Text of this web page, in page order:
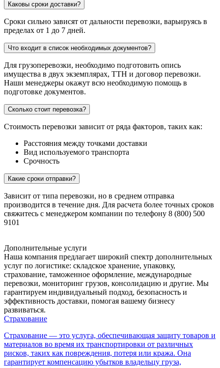
Каковы сроки доставки?
Сроки сильно зависят от дальности перевозки, варьируясь в
пределах от 1 до 7 дней.
Что входит в список необходимых документов?
Для грузоперевозки, необходимо подготовить опись
имущества в двух экземплярах, ТТН и договор перевозки.
Наши менеджеры окажут всю необходимую помощь в
подготовке документов.
Сколько стоит перевозка?
Стоимость перевозки зависит от ряда факторов, таких как:
Расстояния между точками доставки
Вид используемого транспорта
Срочность
Какие сроки отправки?
Зависит от типа перевозки, но в среднем отправка
производится в течение дня. Для расчета более точных сроков
свяжитесь с менеджером компании по телефону 8 (800) 500
9101
Дополнительные услуги
Наша компания предлагает широкий спектр дополнительных
услуг по логистике: складское хранение, упаковку,
страхование, таможенное оформление, международные
перевозки, мониторинг грузов, консолидацию и другие. Мы
гарантируем индивидуальный подход, безопасность и
эффективность доставки, помогая вашему бизнесу
развиваться.
Страхование
Страхование — это услуга, обеспечивающая защиту товаров и
материалов во время их транспортировки от различных
рисков, таких как повреждения, потеря или кража. Она
гарантирует компенсацию убытков владельцу груза,